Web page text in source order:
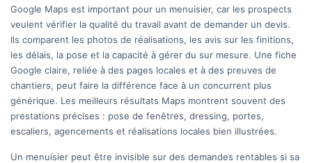
Google Maps est important pour un menuisier, car les prospects
veulent vérifier la qualité du travail avant de demander un devis.
Ils comparent les photos de réalisations, les avis sur les finitions,
les délais, la pose et la capacité à gérer du sur mesure. Une fiche
Google claire, reliée à des pages locales et à des preuves de
chantiers, peut faire la différence face à un concurrent plus
générique. Les meilleurs résultats Maps montrent souvent des
prestations précises : pose de fenêtres, dressing, portes,
escaliers, agencements et réalisations locales bien illustrées.
Un menuisier peut être invisible sur des demandes rentables si sa